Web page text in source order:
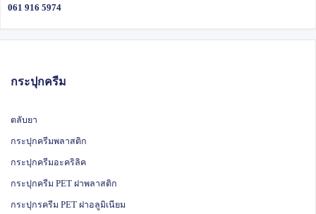
061 916 5974
กระปุกครีม
ตลับยา
กระปุกครีมพลาสติก
กระปุกครีมอะคริลิค
กระปุกครีม PET ฝาพลาสติก
กระปุกรครีม PET ฝาอลูมิเนียม